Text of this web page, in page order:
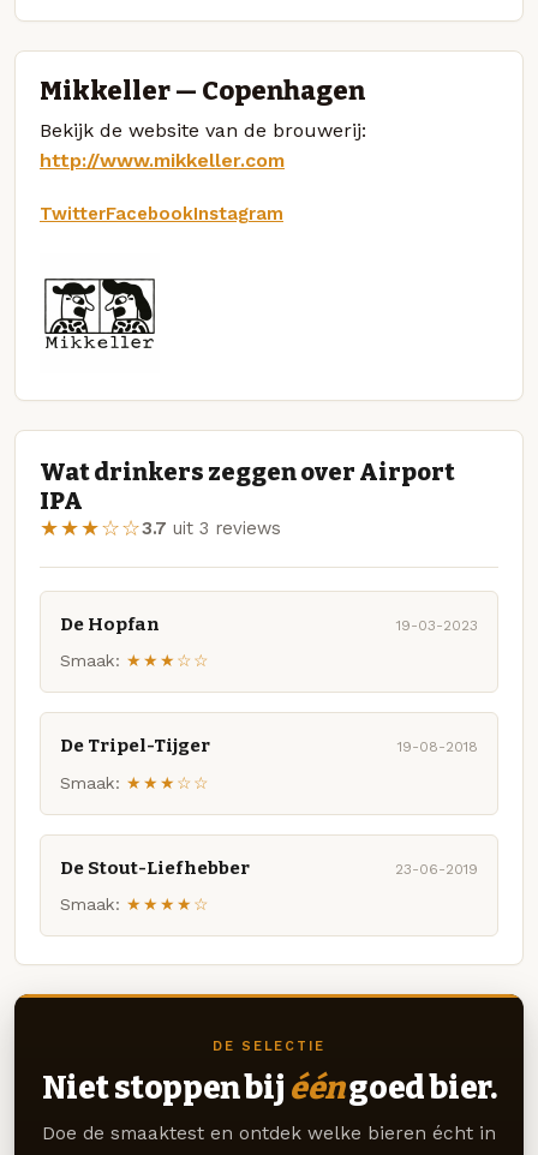
Mikkeller — Copenhagen
Bekijk de website van de brouwerij:
http://www.mikkeller.com
TwitterFacebookInstagram
Wat drinkers zeggen over Airport
IPA
★★★☆☆3.7 uit 3 reviews
De Hopfan 19-03-2023
Smaak: ★★★☆☆
De Tripel-Tijger 19-08-2018
Smaak: ★★★☆☆
De Stout-Liefhebber 23-06-2019
Smaak: ★★★★☆
DE SELECTIE
Niet stoppen bij ééngoed bier.
Doe de smaaktest en ontdek welke bieren écht in